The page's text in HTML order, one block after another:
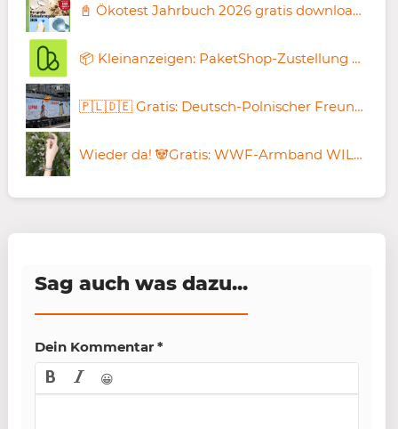
📓 Ökotest Jahrbuch 2026 gratis downloaden
📦 Kleinanzeigen: PaketShop-Zustellung mit Hermes schon ab 0,49€
🇵🇱🇩🇪 Gratis: Deutsch-Polnischer Freundschaftspass 🧨 60.000 Bahntickets für junge Leute
Wieder da! 🐼Gratis: WWF-Armband WILD ABOUT BIODIVERSITY
Sag auch was dazu...
Dein Kommentar *
😀